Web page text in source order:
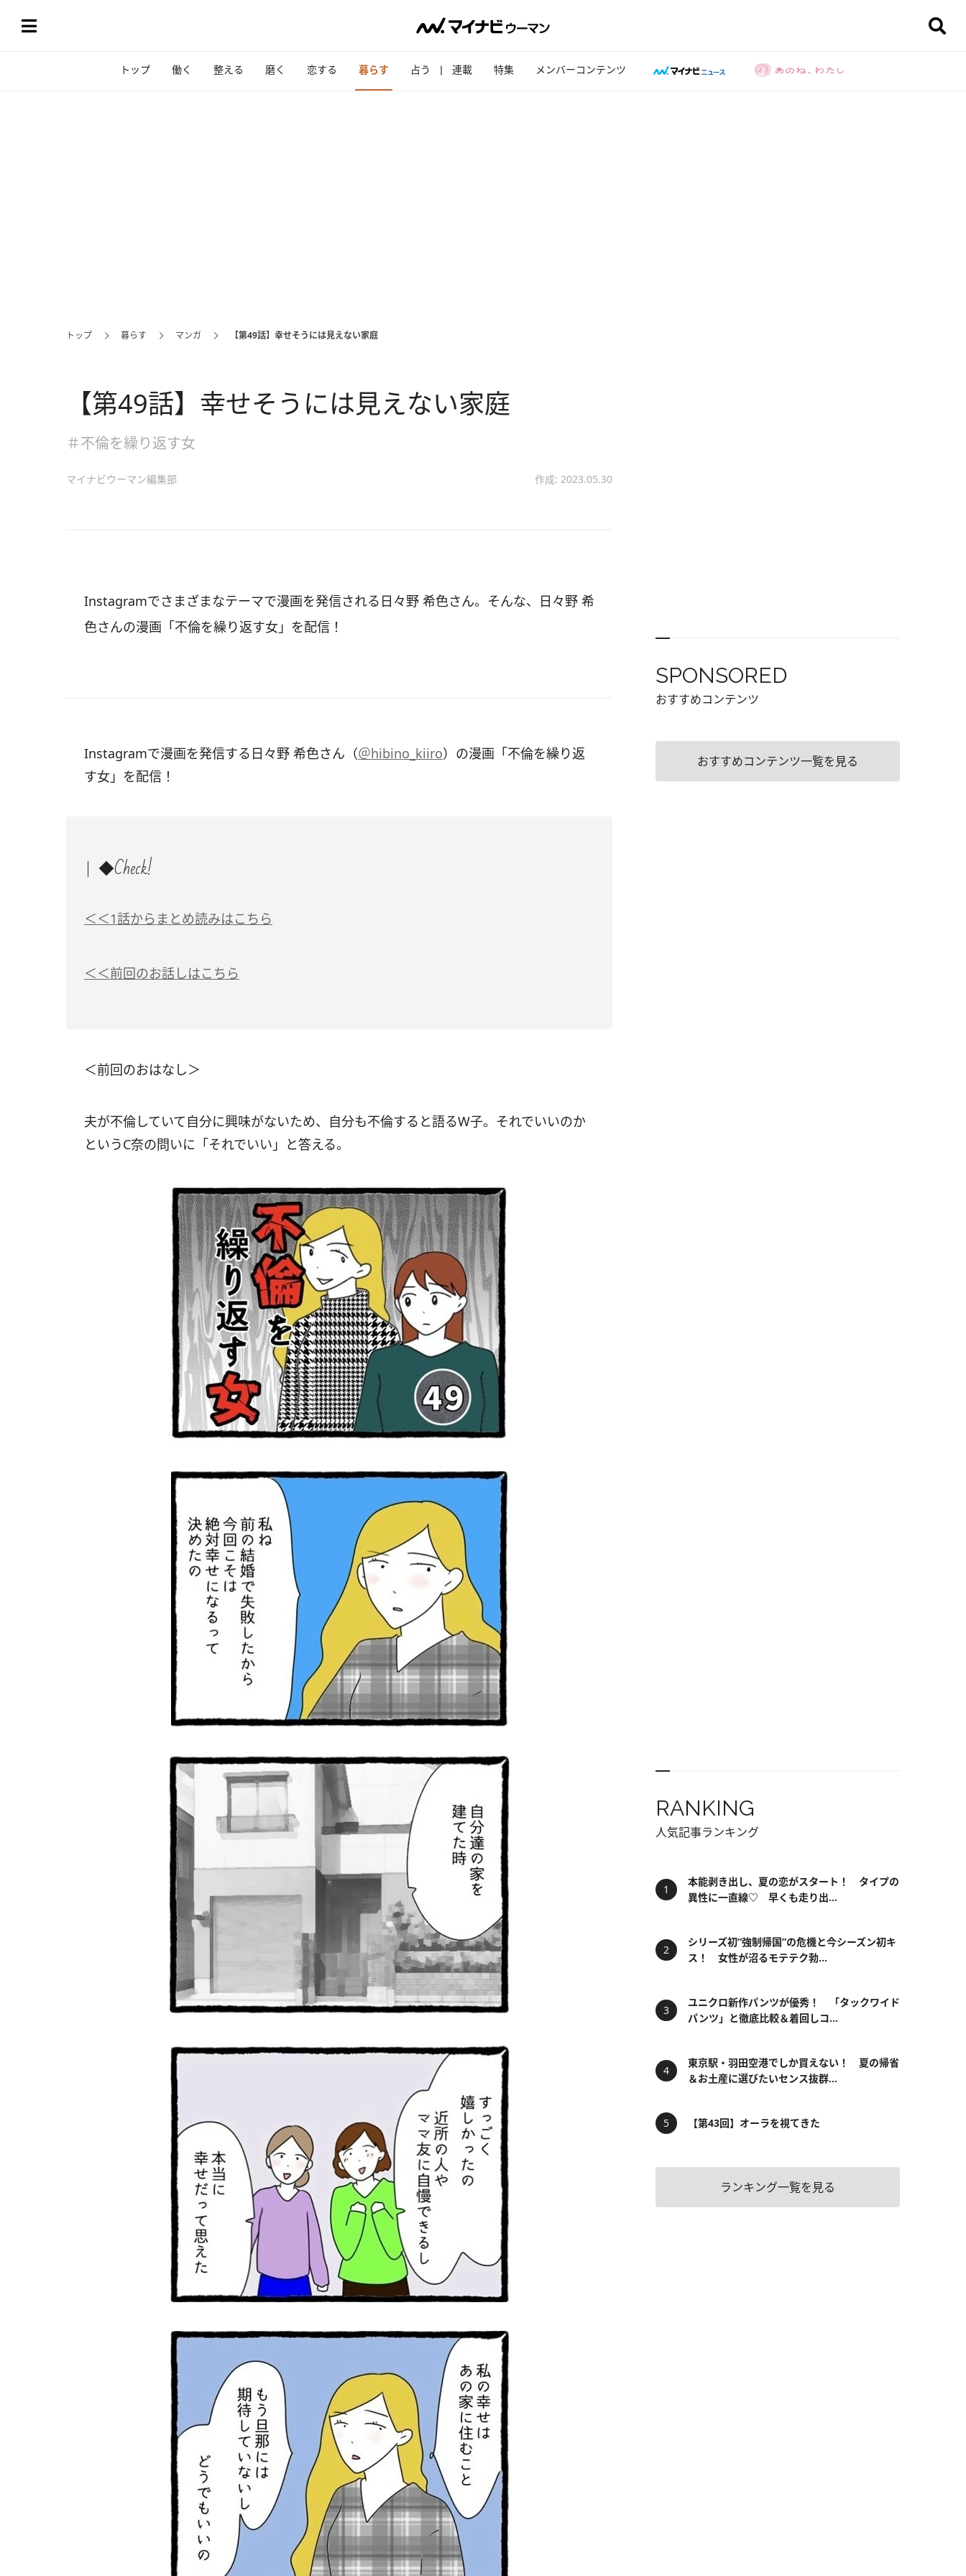
トップ 働く 整える 磨く 恋する 暮らす 占う 連載 特集 メンバーコンテンツ
トップ 暮らす マンガ 【第49話】幸せそうには見えない家庭
【第49話】幸せそうには見えない家庭
＃不倫を繰り返す女
マイナビウーマン編集部 作成: 2023.05.30
Instagramでさまざまなテーマで漫画を発信される日々野 希色さん。そんな、日々野 希
色さんの漫画「不倫を繰り返す女」を配信！
Instagramで漫画を発信する日々野 希色さん（＠hibino_kiiro）の漫画「不倫を繰り返
す女」を配信！
◆Check!
＜＜1話からまとめ読みはこちら
＜＜前回のお話しはこちら
＜前回のおはなし＞
夫が不倫していて自分に興味がないため、自分も不倫すると語るW子。それでいいのか
というC奈の問いに「それでいい」と答える。
SPONSORED
おすすめコンテンツ
おすすめコンテンツ一覧を見る
RANKING
人気記事ランキング
本能剥き出し、夏の恋がスタート！ タイプの
異性に一直線♡ 早くも走り出...
シリーズ初“強制帰国”の危機と今シーズン初キ
ス！ 女性が沼るモテテク勃...
ユニクロ新作パンツが優秀！ 「タックワイド
パンツ」と徹底比較＆着回しコ...
東京駅・羽田空港でしか買えない！ 夏の帰省
＆お土産に選びたいセンス抜群...
【第43回】オーラを視てきた
ランキング一覧を見る